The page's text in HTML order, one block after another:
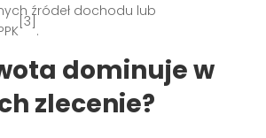
źródeł dochodu lub
[3]
.
dominuje w
zlecenie?